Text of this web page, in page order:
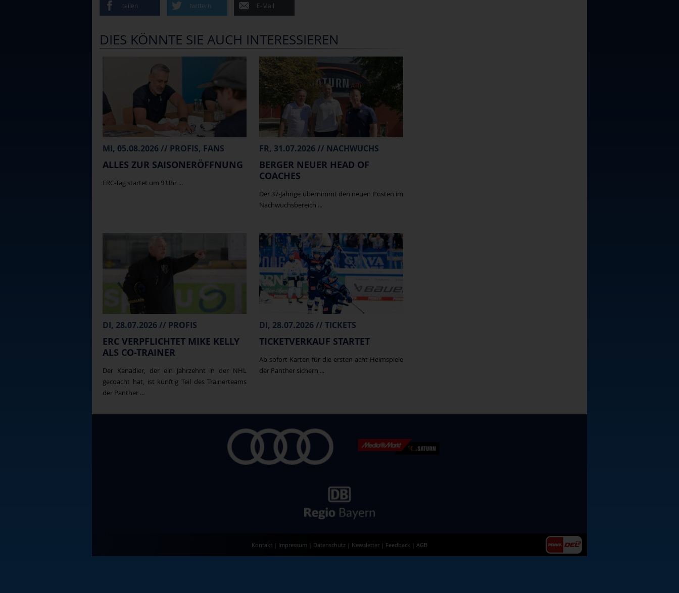
teilen twittern E-Mail
DIES KÖNNTE SIE AUCH INTERESSIEREN
MI, 05.08.2026 // PROFIS, FANS
ALLES ZUR SAISONERÖFFNUNG
ERC-Tag startet um 9 Uhr ...
FR, 31.07.2026 // NACHWUCHS
BERGER NEUER HEAD OF
COACHES
Der 37-Jährige übernimmt den neuen Posten im
Nachwuchsbereich ...
DI, 28.07.2026 // PROFIS
ERC VERPFLICHTET MIKE KELLY
ALS CO-TRAINER
Der Kanadier, der ein Jahrzehnt in der NHL
gecoacht hat, ist künftig Teil des Trainerteams
der Panther ...
DI, 28.07.2026 // TICKETS
TICKETVERKAUF STARTET
Ab sofort Karten für die ersten acht Heimspiele
der Panther sichern ...
Kontakt Impressum Datenschutz Newsletter Feedback AGB